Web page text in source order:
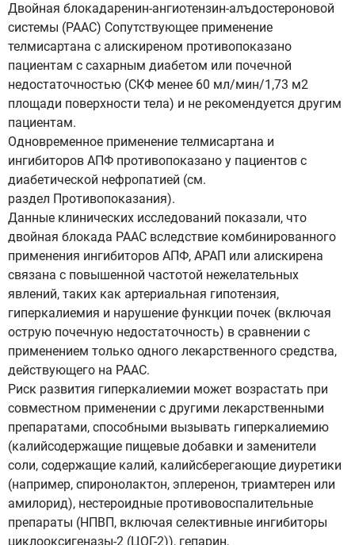
Двойная блокадаренин-ангиотензин-алъдостероновой
системы (РААС) Сопутствующее применение
телмисартана с алискиреном противопоказано
пациентам с сахарным диабетом или почечной
недостаточностью (СКФ менее 60 мл/мин/1,73 м2
площади поверхности тела) и не рекомендуется другим
пациентам.
Одновременное применение телмисартана и
ингибиторов АПФ противопоказано у пациентов с
диабетической нефропатией (см.
раздел Противопоказания).
Данные клинических исследований показали, что
двойная блокада РААС вследствие комбинированного
применения ингибиторов АПФ, АРАП или алискирена
связана с повышенной частотой нежелательных
явлений, таких как артериальная гипотензия,
гиперкалиемия и нарушение функции почек (включая
острую почечную недостаточность) в сравнении с
применением только одного лекарственного средства,
действующего на РААС.
Риск развития гиперкалиемии может возрастать при
совместном применении с другими лекарственными
препаратами, способными вызывать гиперкалиемию
(калийсодержащие пищевые добавки и заменители
соли, содержащие калий, калийсберегающие диуретики
(например, спиронолактон, эплеренон, триамтерен или
амилорид), нестероидные противовоспалительные
препараты (НПВП, включая селективные ингибиторы
циклооксигеназы-2 (ЦОГ-2)), гепарин,